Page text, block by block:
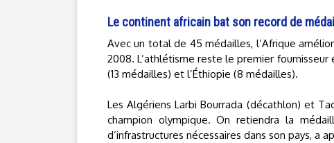
Le continent africain bat son record de
Avec un total de 45 médailles, l’Afrique
2008. L’athlétisme reste le premier
(13 médailles) et l’Éthiopie (8 médailles).
Les Algériens Larbi Bourrada (décathlon) et
champion olympique. On retiendra la
d’infrastructures nécessaires dans son pays, a